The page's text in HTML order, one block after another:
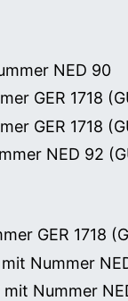
NED 90
GER 1718
GER 1718
NED 92
GER 1718
Nummer
Nummer